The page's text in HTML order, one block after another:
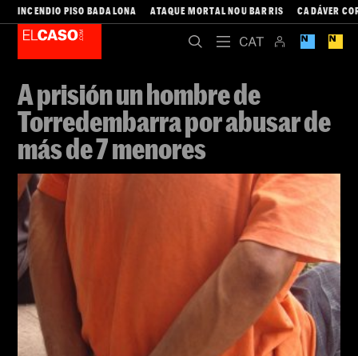
INCENDIO PISO BADALONA ATAQUE MORTAL NOU BARRIS CADÁVER
A prisión un hombre de
Torredembarra por abusar de
más de 7 menores